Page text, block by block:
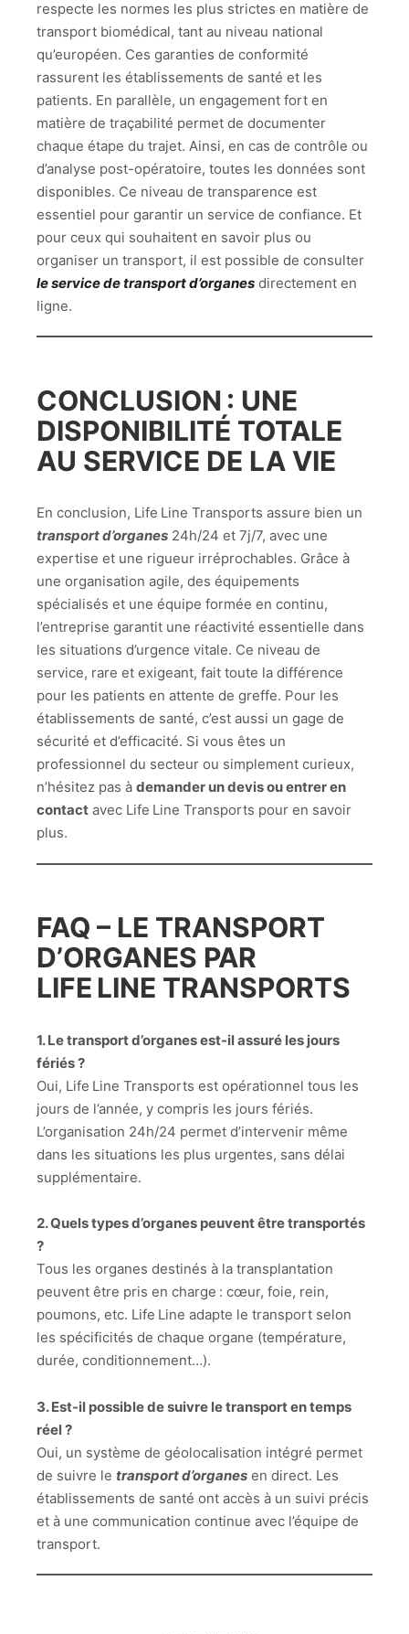
respecte les normes les plus strictes en matière de
transport biomédical, tant au niveau national
qu’européen. Ces garanties de conformité
rassurent les établissements de santé et les
patients. En parallèle, un engagement fort en
matière de traçabilité permet de documenter
chaque étape du trajet. Ainsi, en cas de contrôle ou
d’analyse post-opératoire, toutes les données sont
disponibles. Ce niveau de transparence est
essentiel pour garantir un service de confiance. Et
pour ceux qui souhaitent en savoir plus ou
organiser un transport, il est possible de consulter
le service de transport d’organes directement en
ligne.
CONCLUSION : UNE
DISPONIBILITÉ TOTALE
AU SERVICE DE LA VIE
En conclusion, Life Line Transports assure bien un
transport d’organes 24h/24 et 7j/7, avec une
expertise et une rigueur irréprochables. Grâce à
une organisation agile, des équipements
spécialisés et une équipe formée en continu,
l’entreprise garantit une réactivité essentielle dans
les situations d’urgence vitale. Ce niveau de
service, rare et exigeant, fait toute la différence
pour les patients en attente de greffe. Pour les
établissements de santé, c’est aussi un gage de
sécurité et d’efficacité. Si vous êtes un
professionnel du secteur ou simplement curieux,
n’hésitez pas à demander un devis ou entrer en
contact avec Life Line Transports pour en savoir
plus.
FAQ – LE TRANSPORT
D’ORGANES PAR
LIFE LINE TRANSPORTS
1. Le transport d’organes est-il assuré les jours
fériés ?
Oui, Life Line Transports est opérationnel tous les
jours de l’année, y compris les jours fériés.
L’organisation 24h/24 permet d’intervenir même
dans les situations les plus urgentes, sans délai
supplémentaire.
2. Quels types d’organes peuvent être transportés
?
Tous les organes destinés à la transplantation
peuvent être pris en charge : cœur, foie, rein,
poumons, etc. Life Line adapte le transport selon
les spécificités de chaque organe (température,
durée, conditionnement…).
3. Est-il possible de suivre le transport en temps
réel ?
Oui, un système de géolocalisation intégré permet
de suivre le transport d’organes en direct. Les
établissements de santé ont accès à un suivi précis
et à une communication continue avec l’équipe de
transport.